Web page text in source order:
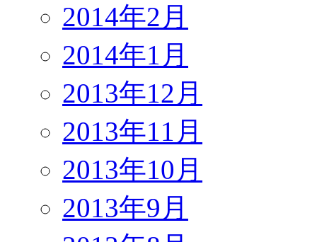
2014年2月
2014年1月
2013年12月
2013年11月
2013年10月
2013年9月